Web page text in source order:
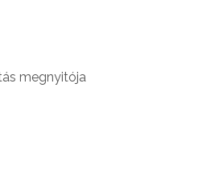
megnyitója